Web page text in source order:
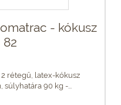
- kókusz
82
rétegű, latex-kókusz
súlyhatára 90 kg -...